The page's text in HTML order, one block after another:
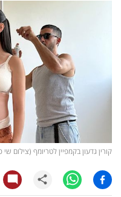
רכילות
עסקית
קריפטו
ויראלי
קורין גדעון בקמפיין לטריומף (צילום שי